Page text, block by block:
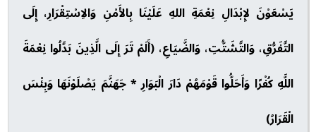
يَسْعَوْنَ لإِبْدَالِ نِعْمَةِ اللهِ عَلَيْنَا بِالأَمْنِ وَالاِسْتِقْرَارِ، إِلَى
التَّفَرُّقِ، وَالتَّشَتُّتِ، وَالضَّيَاعِ، (أَلَمْ تَرَ إِلَى الَّذِينَ بَدَّلُوا نِعْمَةَ
اللَّهِ كُفْرًا وَأَحَلُّوا قَوْمَهُمْ دَارَ الْبَوَارِ * جَهَنَّمَ يَصْلَوْنَهَا وَبِئْسَ
الْقَرَارُ)